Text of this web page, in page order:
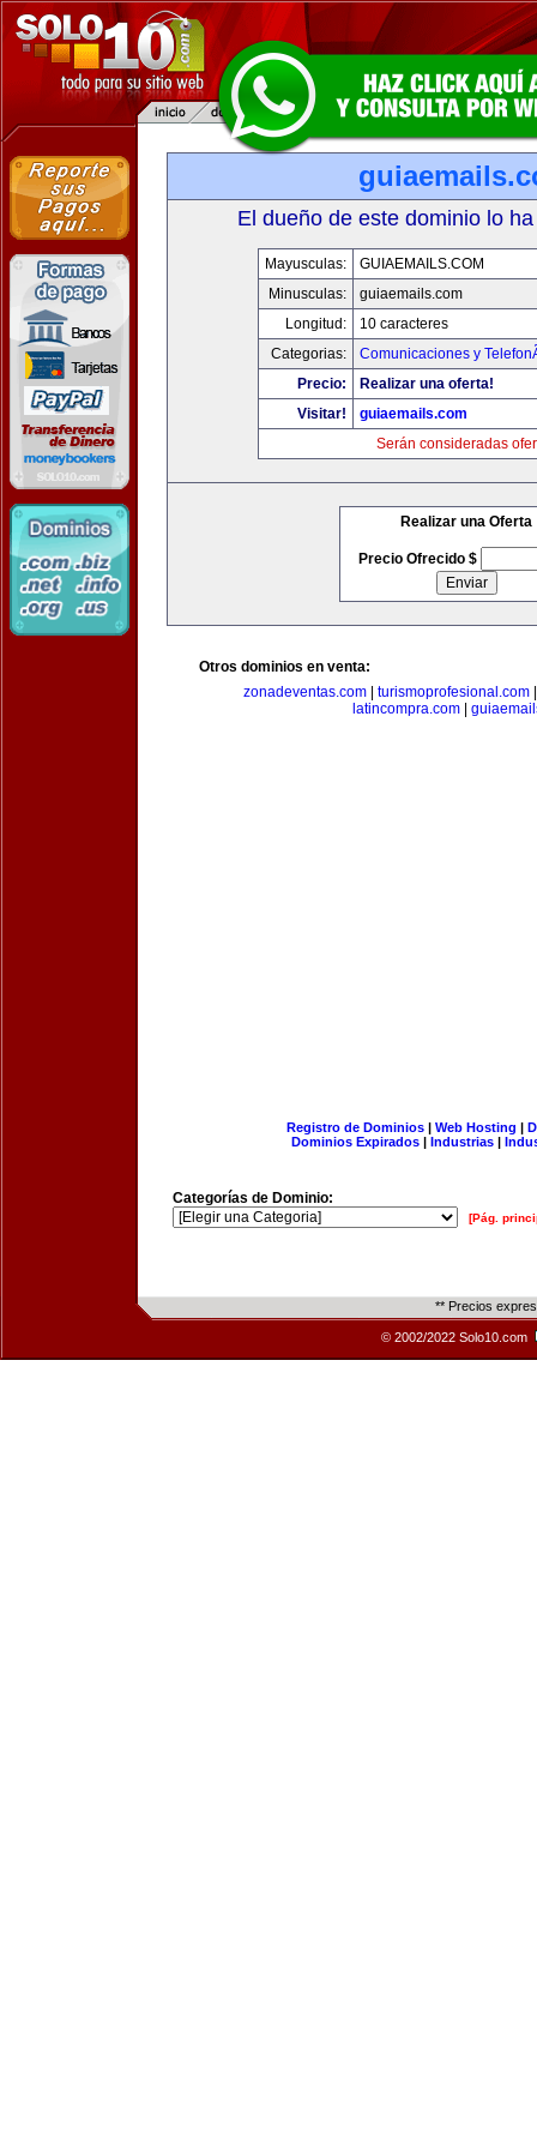
El dueño de este dominio lo
Mayusculas:
GUIAEMAILS.COM
Minusculas:
guiaemails.com
Longitud:
10 caracteres
Categorias:
Comunicaciones y
Precio:
Realizar una oferta!
Visitar!
guiaemails.com
Serán consideradas
Realizar una Oferta
Precio Ofrecido $
Otros dominios en venta:
zonadeventas.com| turismoprofesional.com
latincompra.com|
Registro de Dominios| Web Hosting |
Dominios Expirados | Industrias |
Categorías de Dominio:
[Pág.
** Precios
© 2002/2022 Solo10.com